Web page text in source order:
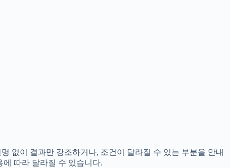
없이 결과만 강조하거나, 조건이 달라질 수 있는 부분을 안내
따라 달라질 수 있습니다.